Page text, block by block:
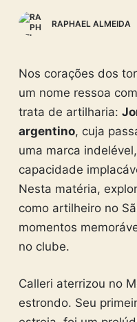
RAPHAEL ALMEIDA
Nos corações dos
um nome ressoa
trata de artilharia:
argentino, cuja
uma marca
capacidade
Nesta matéria,
como artilheiro no
momentos
no clube.
Calleri aterrizou no
estrondo. Seu